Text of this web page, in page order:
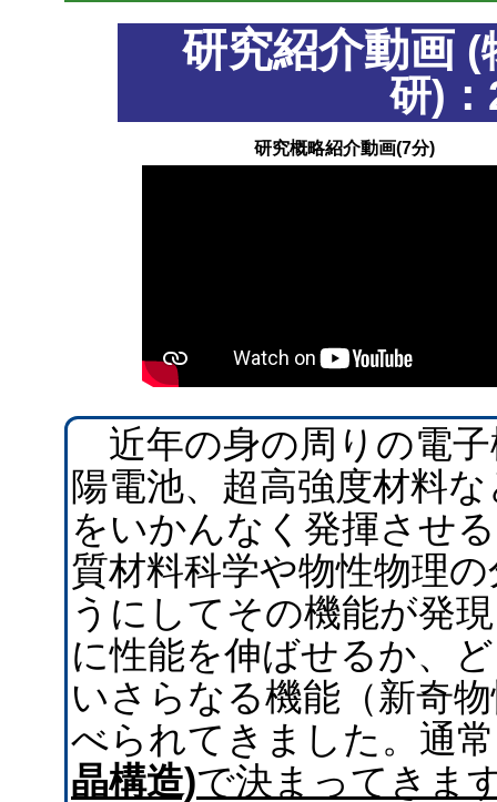
研究紹介動画 (
研)
研究概略紹介動画(7分)
近年の身の周りの電子
陽電池、超高強度材料
をいかんなく発揮させ
質材料科学や物性物理
うにしてその機能が発
に性能を伸ばせるか、
いさらなる機能（新奇
べられてきました。通
晶構造)で決まってきま